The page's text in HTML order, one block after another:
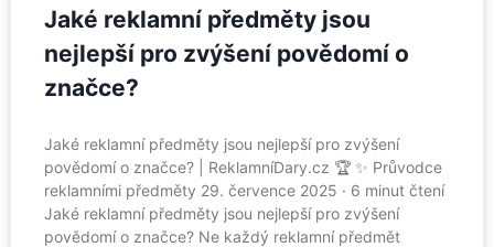
Jaké reklamní předměty jsou
nejlepší pro zvýšení povědomí o
značce?
Jaké reklamní předměty jsou nejlepší pro zvýšení
povědomí o značce? | ReklamníDary.cz 🏆 ✨ Průvodce
reklamními předměty 29. července 2025 · 6 minut čtení
Jaké reklamní předměty jsou nejlepší pro zvýšení
povědomí o značce? Ne každý reklamní předmět